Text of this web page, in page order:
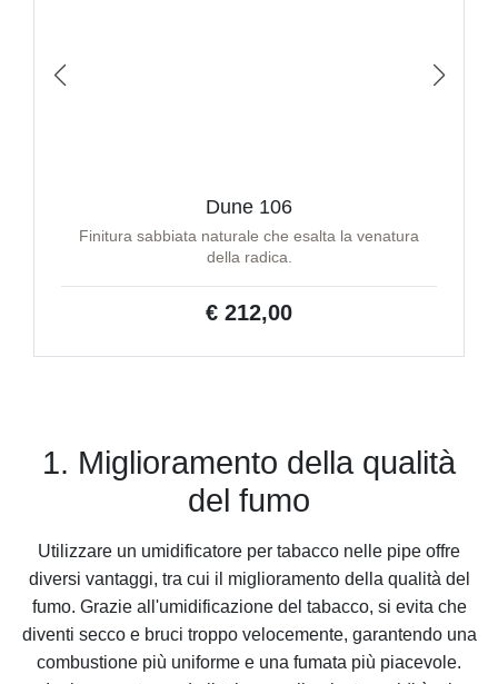
Dune 106
Finitura sabbiata naturale che esalta la venatura
della radica.
€ 212,00
1. Miglioramento della qualità
del fumo
Utilizzare un umidificatore per tabacco nelle pipe offre
diversi vantaggi, tra cui il miglioramento della qualità del
fumo. Grazie all'umidificazione del tabacco, si evita che
diventi secco e bruci troppo velocemente, garantendo una
combustione più uniforme e una fumata più piacevole.